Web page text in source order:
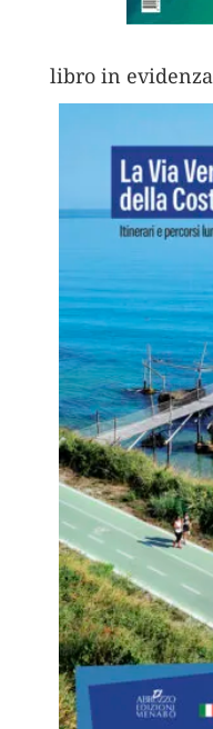
libro in evidenza